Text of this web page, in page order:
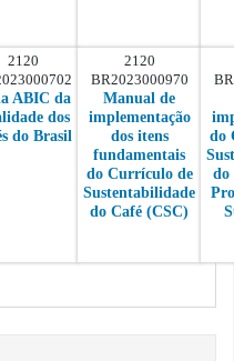
2120
ABIC da
dos
do Brasil
2120
BR2023000970
Manual de
implementação
dos itens
fundamentais
do Currículo de
Sustentabilidade
do Café (CSC)
do
do